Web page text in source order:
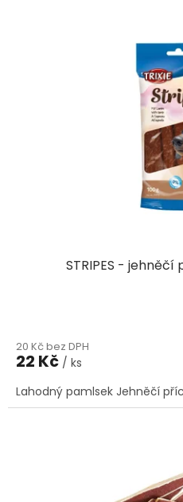
STRIPES - jehněčí
20 Kč bez DPH
22 Kč / ks
Lahodný pamlsek Jehněčí